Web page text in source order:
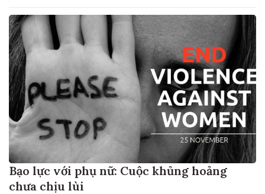
Bạo lực với phụ nữ: Cuộc khủng hoảng
chưa chịu lùi